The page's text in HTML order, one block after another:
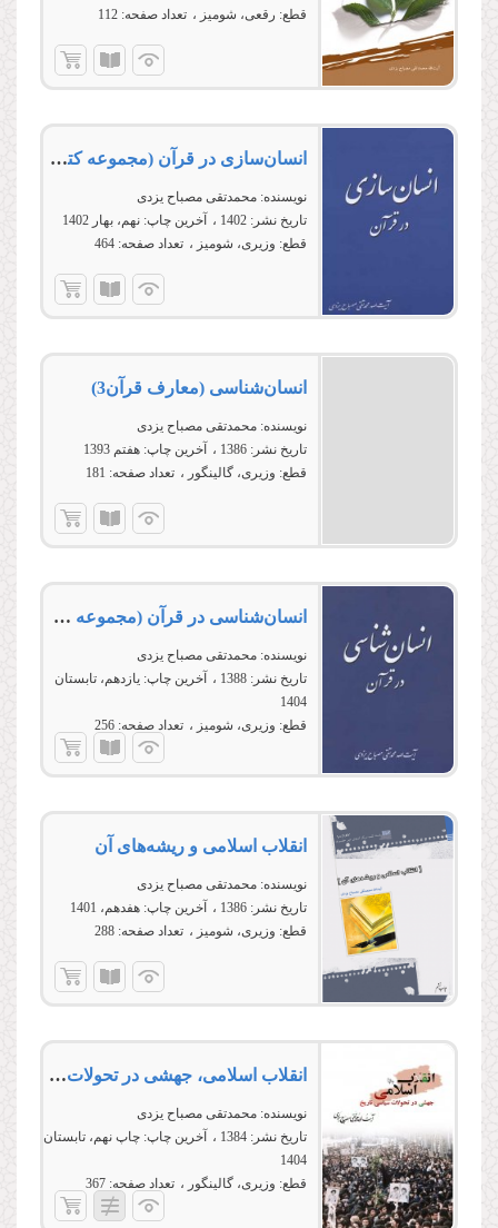
قطع: رقعی، شومیز تعداد صفحه: 112
انسان‌سازى در قرآن (مجموعه کتب آموزشی معارف قرآن 7)
نویسنده: محمدتقی مصباح یزدی
تاریخ نشر: 1402 آخرین چاپ: نهم، بهار 1402
قطع: وزیری، شومیز تعداد صفحه: 464
انسان‌شناسى (معارف قرآن3)
نویسنده: محمدتقی مصباح یزدی
تاریخ نشر: 1386 آخرین چاپ: هفتم 1393
قطع: وزیری، گالینگور تعداد صفحه: 181
انسان‌شناسى در قرآن (مجموعه کتب آموزشی معارف قرآن 3)
نویسنده: محمدتقی مصباح یزدی
تاریخ نشر: 1388 آخرین چاپ: یازدهم، تابستان
1404
قطع: وزیری، شومیز تعداد صفحه: 256
انقلاب اسلامی و ریشه‌های آن
نویسنده: محمدتقی مصباح یزدی
تاریخ نشر: 1386 آخرین چاپ: هفدهم، 1401
قطع: وزیری، شومیز تعداد صفحه: 288
انقلاب اسلامی، جهشی در تحولات سیاسی تاریخ
نویسنده: محمدتقی مصباح یزدی
تاریخ نشر: 1384 آخرین چاپ: چاپ نهم، تابستان
1404
قطع: وزیری، گالینگور تعداد صفحه: 367